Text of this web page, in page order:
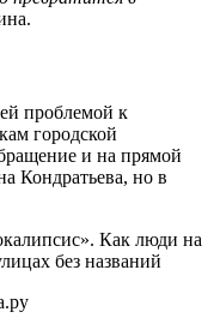
проблемой к
городской
и на прямой
Кондратьева, но в